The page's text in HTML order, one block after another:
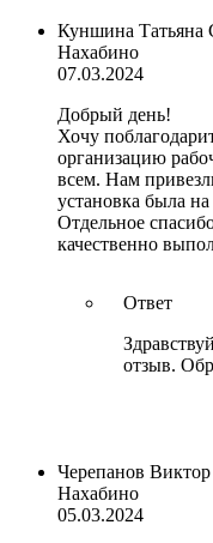
Куншина Татьяна
Нахабино
07.03.2024
Добрый день!
Хочу
организацию
всем. Нам
установка была
Отдельное
качественно
Ответ
отзыв.
Черепанов
Нахабино
05.03.2024